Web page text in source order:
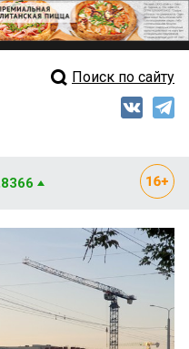
Свежий выпуск
Рейтинги
Блоги
Поиск по сайту